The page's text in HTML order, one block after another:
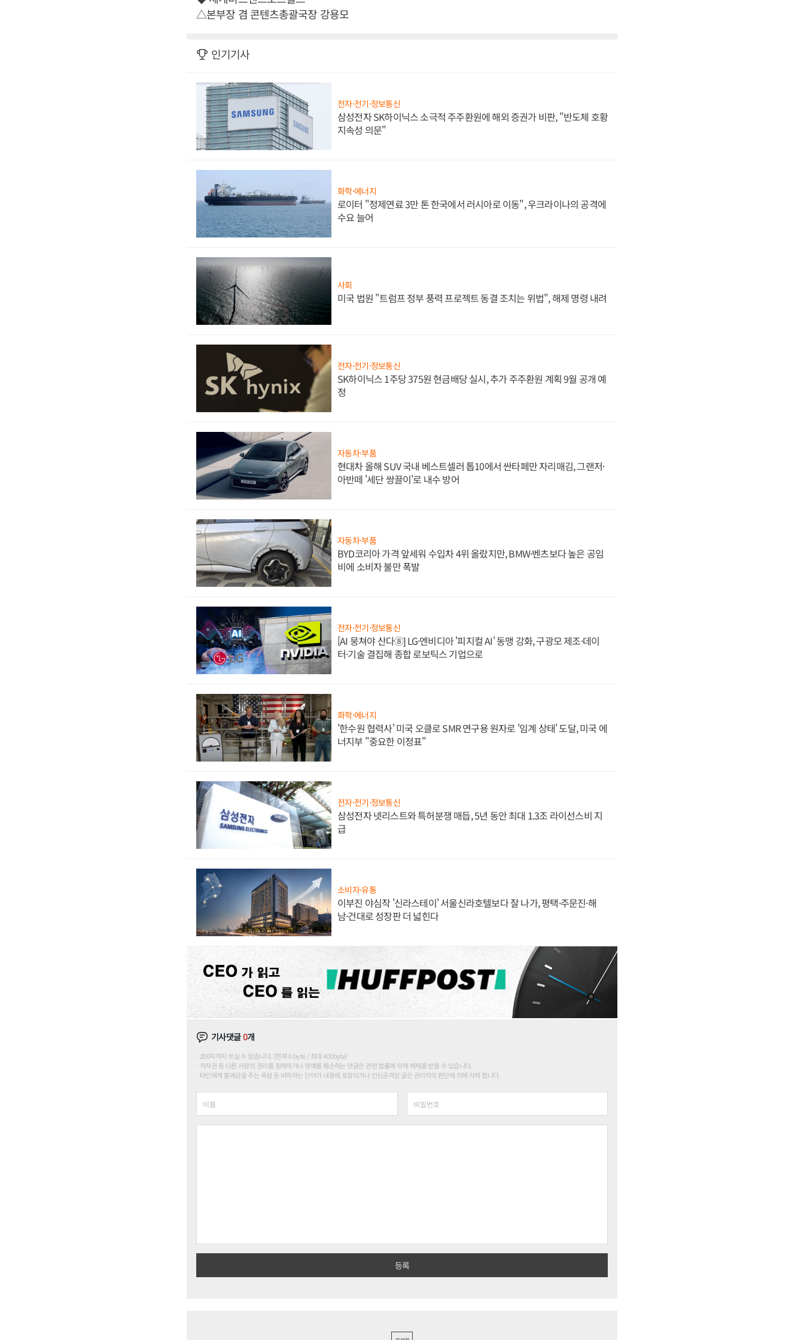
△본부장 겸 콘텐츠총괄국장 강용모
인기기사
전자·전기·정보통신
삼성전자 SK하이닉스 소극적 주주환원에 해외 증권가 비판, "반도체 호황
지속성 의문"
화학·에너지
로이터 "정제연료 3만 톤 한국에서 러시아로 이동", 우크라이나의 공격에
수요 늘어
사회
미국 법원 "트럼프 정부 풍력 프로젝트 동결 조치는 위법", 해제 명령 내려
전자·전기·정보통신
SK하이닉스 1주당 375원 현금배당 실시, 추가 주주환원 계획 9월 공개 예
정
자동차·부품
현대차 올해 SUV 국내 베스트셀러 톱10에서 싼타페만 자리매김, 그랜저·
아반떼 '세단 쌍끌이'로 내수 방어
자동차·부품
BYD코리아 가격 앞세워 수입차 4위 올랐지만, BMW·벤츠보다 높은 공임
비에 소비자 불만 폭발
전자·전기·정보통신
[AI 뭉쳐야 산다⑧] LG·엔비디아 '피지컬 AI' 동맹 강화, 구광모 제조·데이
터·기술 결집해 종합 로보틱스 기업으로
화학·에너지
'한수원 협력사' 미국 오클로 SMR 연구용 원자로 '임계 상태' 도달, 미국 에
너지부 "중요한 이정표"
전자·전기·정보통신
삼성전자 넷리스트와 특허분쟁 매듭, 5년 동안 최대 1.3조 라이선스비 지
급
소비자·유통
이부진 야심작 '신라스테이' 서울신라호텔보다 잘 나가, 평택·주문진·해
남·건대로 성장판 더 넓힌다
기사댓글0개
200자까지 쓰실 수 있습니다. (현재 0 byte / 최대 400byte)
저작권 등 다른 사람의 권리를 침해하거나 명예를 훼손하는 댓글은 관련 법률에 의해 제재를 받을 수 있습니다.
타인에게 불쾌감을 주는 욕설 등 비하하는 단어가 내용에 포함되거나 인신공격성 글은 관리자의 판단에 의해 삭제 합니다.